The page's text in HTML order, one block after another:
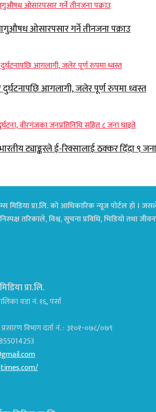
ओसारपसार गर्ने तीनजना पक्राउ
दुर्घटनापछि आगलागी, जलेर पूर्ण रुपमा ध्वस्त
ट्याङ्करले ई-रिक्सालाई ठक्कर दिँदा ९
मिडिया प्रा.लि. को आधिकारिक न्यूज पोर्टल हो ।
तरिकाले, विश्व, सुचना प्रविधि, भिडियो तथा
प्रा.लि.
वडा नं. १६, पर्सा
विभाग दर्ता नं. : ३१०१-०७८/०७९